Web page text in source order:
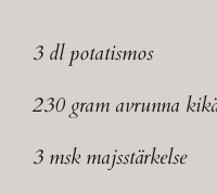
3 dl potatismos
230 gram avrunna
3 msk majsstärkelse